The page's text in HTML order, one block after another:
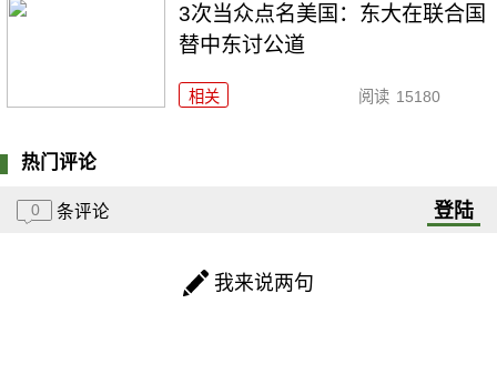
3次当众点名美国：东大在联合国
替中东讨公道
相关 阅读 15180
热门评论
0 条评论 登陆
我来说两句